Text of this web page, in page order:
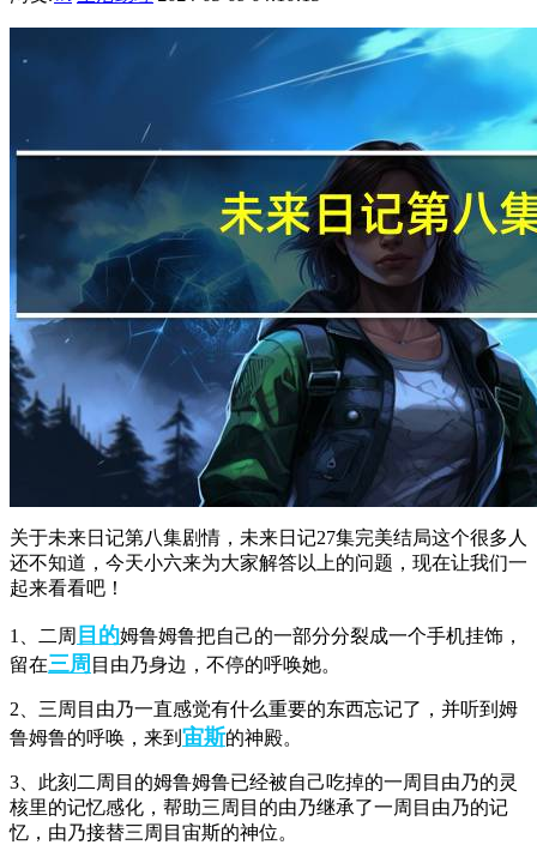
关于未来日记第八集剧情，未来日记27集完美结局这个很多人
还不知道，今天小六来为大家解答以上的问题，现在让我们一
起来看看吧！
1、二周 目的姆鲁姆鲁把自己的一部分分裂成一个手机挂饰，
留在三周 目由乃身边，不停的呼唤她。
2、三周目由乃一直感觉有什么重要的东西忘记了，并听到姆
鲁姆鲁的呼唤，来到 宙斯的神殿。
3、此刻二周目的姆鲁姆鲁已经被自己吃掉的一周目由乃的灵
核里的记忆感化，帮助三周目的由乃继承了一周目由乃的记
忆，由乃接替三周目宙斯的神位。